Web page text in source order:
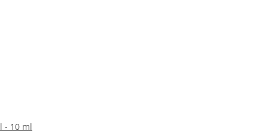
- 10 ml